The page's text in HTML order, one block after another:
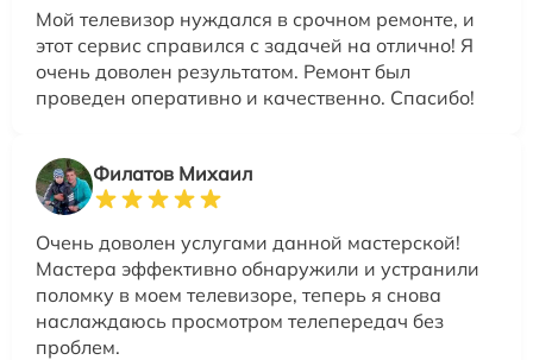
Мой телевизор нуждался в срочном ремонте, и
этот сервис справился с задачей на отлично! Я
очень доволен результатом. Ремонт был
проведен оперативно и качественно. Спасибо!
Филатов Михаил
Очень доволен услугами данной мастерской!
Мастера эффективно обнаружили и устранили
поломку в моем телевизоре, теперь я снова
наслаждаюсь просмотром телепередач без
проблем.